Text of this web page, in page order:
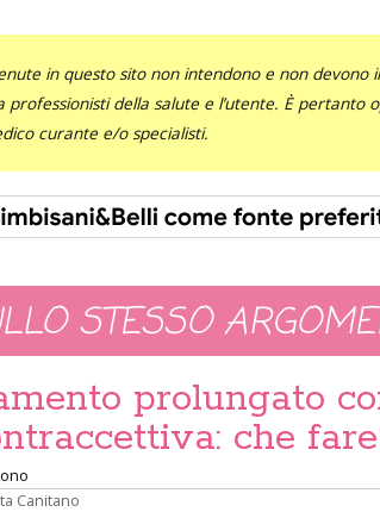
in questo sito non intendono e non devono
della salute e l’utente. È pertanto
curante e/o specialisti.
STESSO
prolungato
che
Canitano